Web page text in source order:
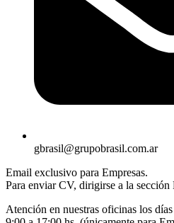
gbrasil@grupobrasil.com.ar
Email exclusivo para Empresas.
Para enviar CV, dirigirse a la sección
Atención en nuestras oficinas los